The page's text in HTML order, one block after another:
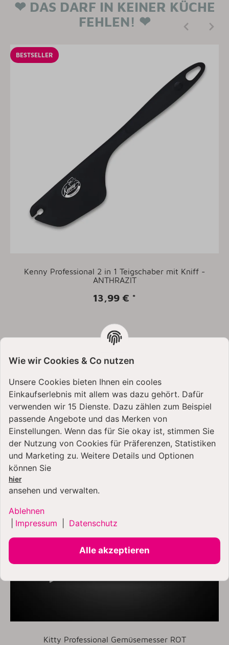
❤ DAS DARF IN KEINER KÜCHE
FEHLEN! ❤
BESTSELLER
Kenny Professional 2 in 1 Teigschaber mit Kniff -
ANTHRAZIT
13,99 € *
KUNDEN KAUFTEN DAZU
FOLGENDE ARTIKEL:
BESTSELLER
Kitty Professional Gemüsemesser ROT
Wie wir Cookies & Co nutzen
Unsere Cookies bieten Ihnen ein cooles
Einkaufserlebnis mit allem was dazu gehört. Dafür
verwenden wir 15 Dienste. Dazu zählen zum Beispiel
passende Angebote und das Merken von
Einstellungen. Wenn das für Sie okay ist, stimmen Sie
der Nutzung von Cookies für Präferenzen, Statistiken
und Marketing zu. Weitere Details und Optionen
können Sie
hier
ansehen und verwalten.
Ablehnen
Impressum Datenschutz
Alle akzeptieren